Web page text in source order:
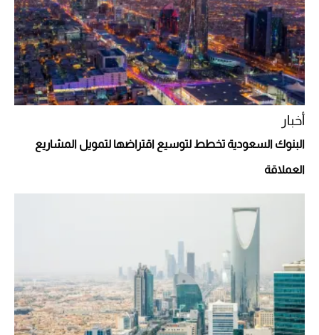
Aston Martin Valiant: على هوى الأبطال
أفضل تدريج للشعر الطويل لإطلالة جريئة وعصرية
أخبار
البنوك السعودية تخطط لتوسيع اقتراضها لتمويل المشاريع
العملاقة